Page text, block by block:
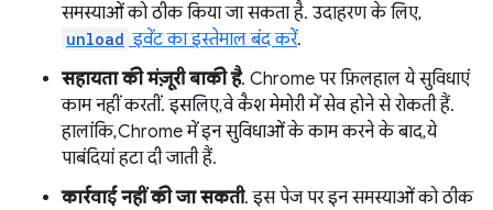
समस्याओं को ठीक किया जा सकता है. उदाहरण के लिए,
unload इवेंट का इस्तेमाल बंद करें.
सहायता की मंज़ूरी बाकी है. Chrome पर फ़िलहाल ये सुविधाएं
काम नहीं करतीं. इसलिए, वे कैश मेमोरी में सेव होने से रोकती हैं.
हालांकि, Chrome में इन सुविधाओं के काम करने के बाद, ये
पाबंदियां हटा दी जाती हैं.
कार्रवाई नहीं की जा सकती. इस पेज पर इन समस्याओं को ठीक